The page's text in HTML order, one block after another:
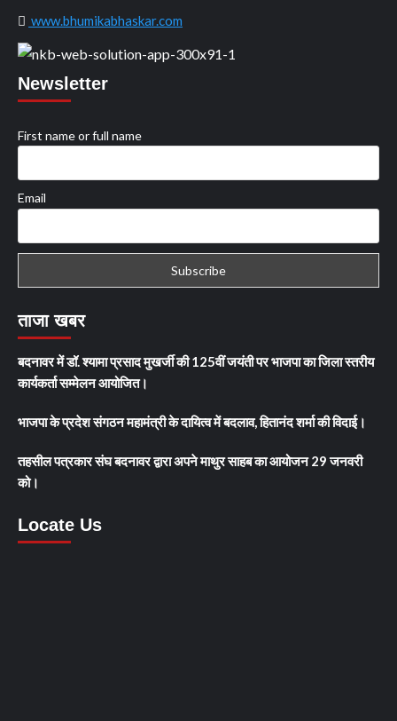
www.bhumikabhaskar.com
Newsletter
First name or full name
Email
ताजा खबर
बदनावर में डॉ. श्यामा प्रसाद मुखर्जी की 125वीं जयंती पर भाजपा का जिला स्तरीय
कार्यकर्ता सम्मेलन आयोजित।
भाजपा के प्रदेश संगठन महामंत्री के दायित्व में बदलाव, हितानंद शर्मा की विदाई।
तहसील पत्रकार संघ बदनावर द्वारा अपने माथुर साहब का आयोजन 29 जनवरी
को।
Locate Us